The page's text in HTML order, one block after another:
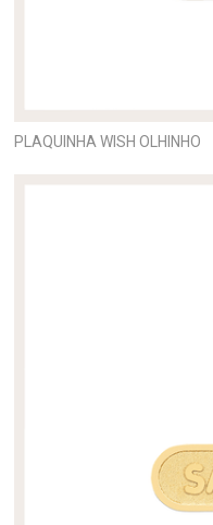
PLAQUINHA WISH OLHINHO